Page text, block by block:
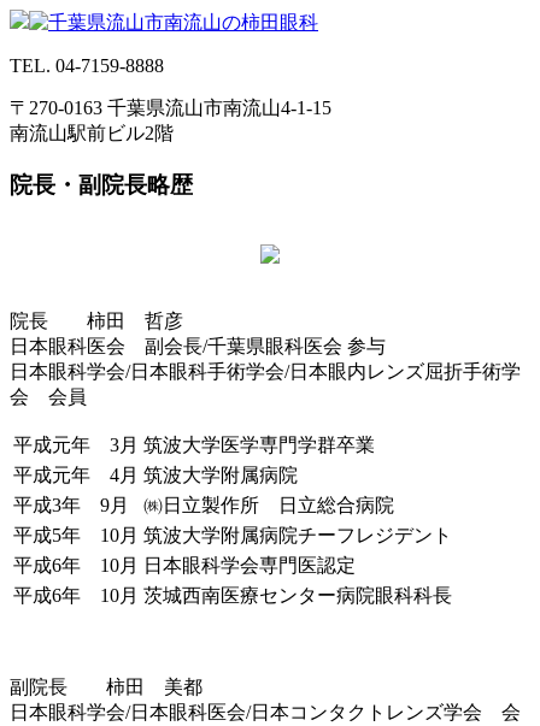
TEL. 04-7159-8888
〒270-0163 千葉県流山市南流山4-1-15
南流山駅前ビル2階
院長・副院長略歴
院長 柿田 哲彦
日本眼科医会 副会長/千葉県眼科医会 参与
日本眼科学会/日本眼科手術学会/日本眼内レンズ屈折手術学
会 会員
平成元年 3月 筑波大学医学専門学群卒業
平成元年 4月 筑波大学附属病院
平成3年 9月
㈱日立製作所 日立総合病院
平成5年 10月 筑波大学附属病院チーフレジデント
平成6年 10月
日本眼科学会専門医認定
平成6年 10月 茨城西南医療センター病院眼科科長
副院長 柿田 美都
日本眼科学会/日本眼科医会/日本コンタクトレンズ学会 会